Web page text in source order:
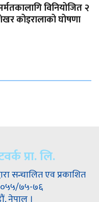
विनियोजित २
कोइरालाको घोषणा
प्रा. लि.
सन्चालित एव प्रकाशित
७५-७६